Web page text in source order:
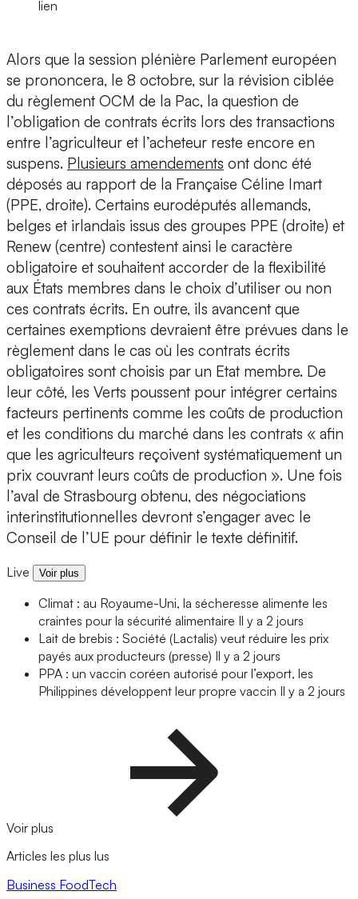
lien
Alors que la session plénière Parlement européen
se prononcera, le 8 octobre, sur la révision ciblée
du règlement OCM de la Pac, la question de
l’obligation de contrats écrits lors des transactions
entre l’agriculteur et l’acheteur reste encore en
suspens. Plusieurs amendements ont donc été
déposés au rapport de la Française Céline Imart
(PPE, droite). Certains eurodéputés allemands,
belges et irlandais issus des groupes PPE (droite) et
Renew (centre) contestent ainsi le caractère
obligatoire et souhaitent accorder de la flexibilité
aux États membres dans le choix d’utiliser ou non
ces contrats écrits. En outre, ils avancent que
certaines exemptions devraient être prévues dans le
règlement dans le cas où les contrats écrits
obligatoires sont choisis par un Etat membre. De
leur côté, les Verts poussent pour intégrer certains
facteurs pertinents comme les coûts de production
et les conditions du marché dans les contrats « afin
que les agriculteurs reçoivent systématiquement un
prix couvrant leurs coûts de production ». Une fois
l’aval de Strasbourg obtenu, des négociations
interinstitutionnelles devront s’engager avec le
Conseil de l’UE pour définir le texte définitif.
Live Voir plus
Climat : au Royaume-Uni, la sécheresse alimente les
craintes pour la sécurité alimentaire Il y a 2 jours
Lait de brebis : Société (Lactalis) veut réduire les prix
payés aux producteurs (presse) Il y a 2 jours
PPA : un vaccin coréen autorisé pour l’export, les
Philippines développent leur propre vaccin Il y a 2 jours
Voir plus
Articles les plus lus
Business FoodTech